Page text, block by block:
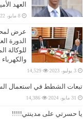
العهد
8 مايو، 2022
عرض
الدورة
للوكالة
3 يوليو، 2023 14,529
تبعات الشطط في استعمال
31 مايو، 2024 14,386
يا حسرتي على مدينتي!!!!!